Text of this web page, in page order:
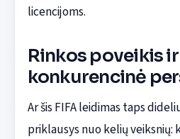
licencijoms.
Rinkos poveikis ir
konkurencinė
Ar šis FIFA leidimas taps
priklausys nuo kelių veiksnių: